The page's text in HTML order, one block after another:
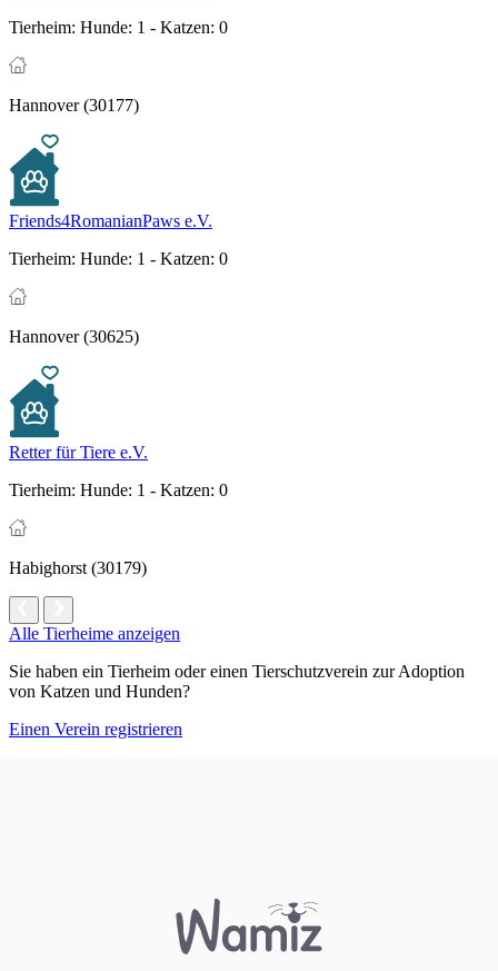
Tierheim: Hunde: 1 - Katzen: 0
Hannover (30177)
Friends4RomanianPaws e.V.
Tierheim: Hunde: 1 - Katzen: 0
Hannover (30625)
Retter für Tiere e.V.
Tierheim: Hunde: 1 - Katzen: 0
Habighorst (30179)
Alle Tierheime anzeigen
Sie haben ein Tierheim oder einen Tierschutzverein zur Adoption
von Katzen und Hunden?
Einen Verein registrieren